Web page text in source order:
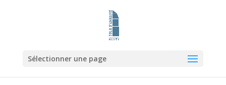
Sélectionner une page